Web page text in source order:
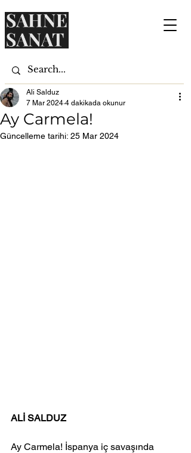
Ay Carmela!
Ali Salduz
7 Mar 2024 4 dakikada okunur
Güncelleme tarihi: 25 Mar 2024
ALİ SALDUZ
Ay Carmela! İspanya iç savaşında